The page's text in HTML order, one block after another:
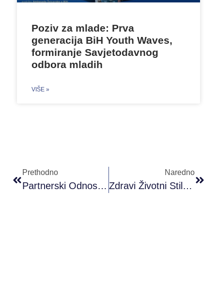
Poziv za mlade: Prva
generacija BiH Youth Waves,
formiranje Savjetodavnog
odbora mladih
VIŠE »
Prethodno
Partnerski Odnosi U Emotivnim Vezama (28.10.2019)
Naredno
Zdravi Životni Stilovi (29.10.2019)